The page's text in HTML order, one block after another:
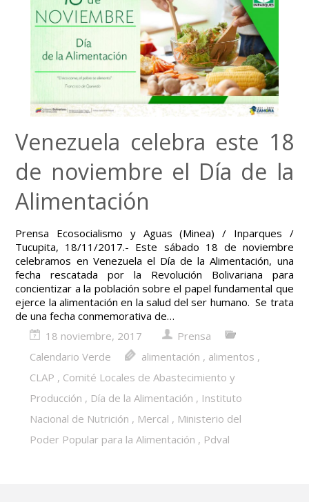
Venezuela celebra este 18
de noviembre el Día de la
Alimentación
Prensa Ecosocialismo y Aguas (Minea) / Inparques /
Tucupita, 18/11/2017.- Este sábado 18 de noviembre
celebramos en Venezuela el Día de la Alimentación, una
fecha rescatada por la Revolución Bolivariana para
concientizar a la población sobre el papel fundamental que
ejerce la alimentación en la salud del ser humano. Se trata
de una fecha conmemorativa de…
18 noviembre, 2017
Prensa
Calendario Verde
alimentación , alimentos ,
CLAP , Comité Locales de Abastecimiento y
Producción , Día de la Alimentación , Instituto
Nacional de Nutrición , Mercal , Ministerio del
Poder Popular para la Alimentación , Pdval